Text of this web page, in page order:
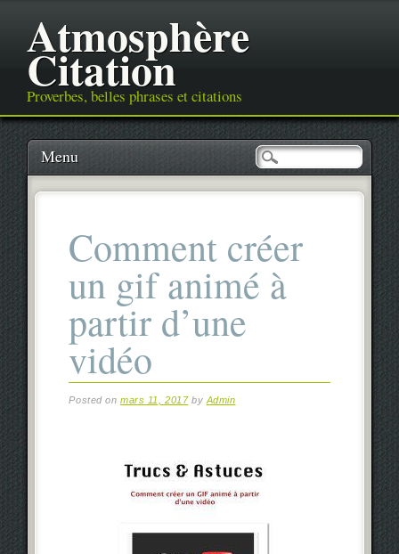
Atmosphère
Citation
Proverbes, belles phrases et citations
Main menu
Skip
content
Menu
Comment créer
un gif animé à
partir d’une
vidéo
Posted onmars 11, 2017 byAdmin